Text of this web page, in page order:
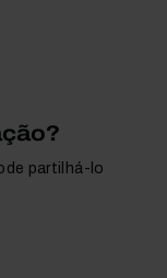
partilhá-lo